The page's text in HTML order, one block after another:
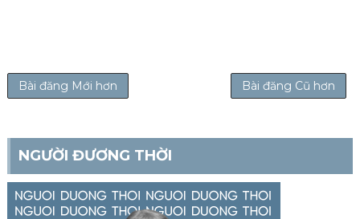
Bài đăng Mới hơn Bài đăng Cũ hơn
NGƯỜI ĐƯƠNG THỜI